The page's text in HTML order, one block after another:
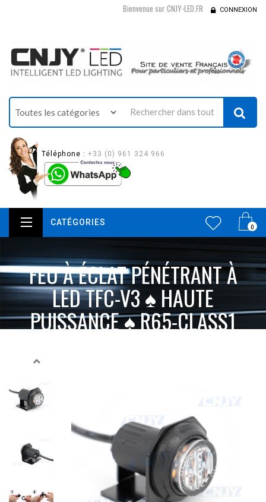
Bienvenue sur CNJY-LED.FR CONNEXION
Téléphone : +33 (0) 961 324 966
0
CATÉGORIES
FEU À ÉCLAT PÉNÉTRANT À
LED TFC-V3 ♠ HAUTE
PUISSANCE ♠ R65-CLASS1
ACCUEIL